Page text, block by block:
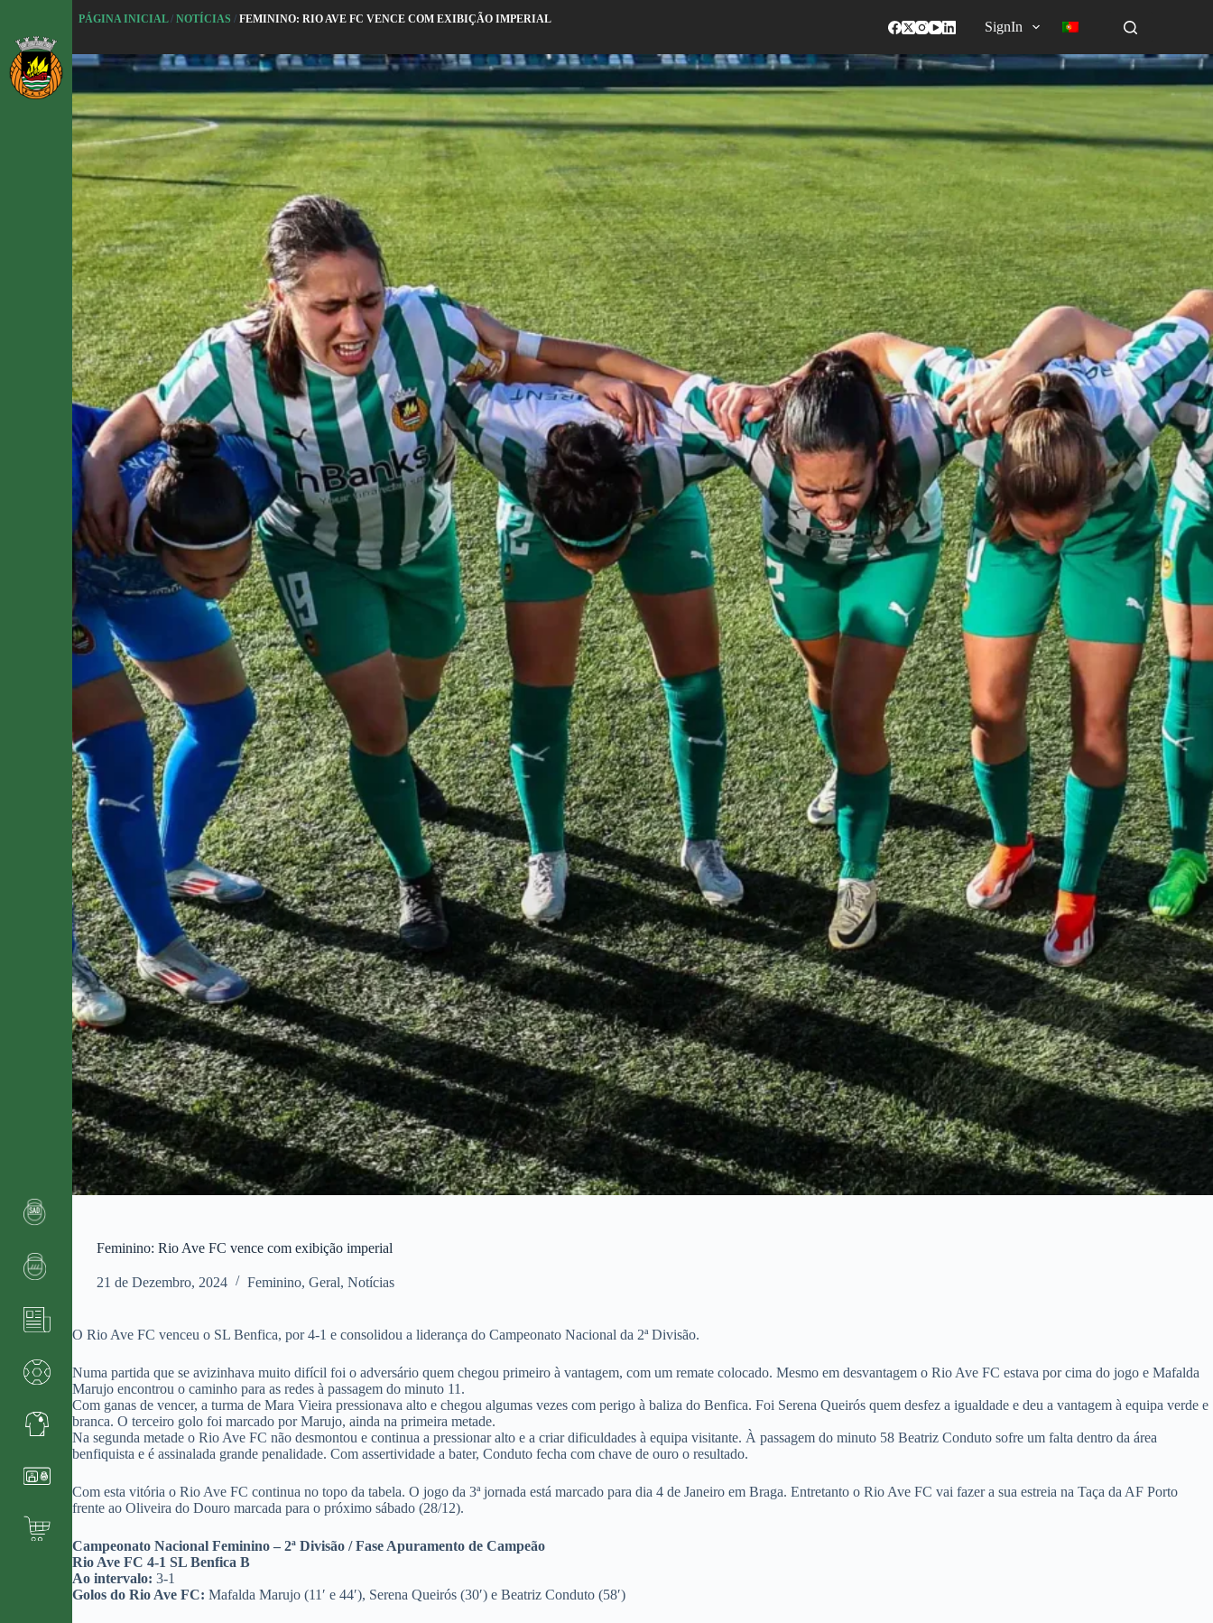
l
a
r
p
PÁGINA INICIAL/NOTÍCIAS /FEMININO: RIO AVE FC VENCE COM EXIBIÇÃO IMPERIAL
SignIn
Feminino: Rio Ave FC vence com exibição imperial
21 de Dezembro, 2024 Feminino,Geral,Notícias
O Rio Ave FC venceu o SL Benfica, por 4-1 e consolidou a liderança do Campeonato Nacional da 2ª Divisão.
Numa partida que se avizinhava muito difícil foi o adversário quem chegou primeiro à vantagem, com um remate colocado. Mesmo em desvantagem o Rio Ave FC estava por cima do jogo e Mafalda
Marujo encontrou o caminho para as redes à passagem do minuto 11.
Com ganas de vencer, a turma de Mara Vieira pressionava alto e chegou algumas vezes com perigo à baliza do Benfica. Foi Serena Queirós quem desfez a igualdade e deu a vantagem à equipa verde e
branca. O terceiro golo foi marcado por Marujo, ainda na primeira metade.
Na segunda metade o Rio Ave FC não desmontou e continua a pressionar alto e a criar dificuldades à equipa visitante. À passagem do minuto 58 Beatriz Conduto sofre um falta dentro da área
benfiquista e é assinalada grande penalidade. Com assertividade a bater, Conduto fecha com chave de ouro o resultado.
Com esta vitória o Rio Ave FC continua no topo da tabela. O jogo da 3ª jornada está marcado para dia 4 de Janeiro em Braga. Entretanto o Rio Ave FC vai fazer a sua estreia na Taça da AF Porto
frente ao Oliveira do Douro marcada para o próximo sábado (28/12).
Campeonato Nacional Feminino – 2ª Divisão / Fase Apuramento de Campeão
Rio Ave FC 4-1 SL Benfica B
Ao intervalo: 3-1
Golos do Rio Ave FC: Mafalda Marujo (11′ e 44′), Serena Queirós (30′) e Beatriz Conduto (58′)